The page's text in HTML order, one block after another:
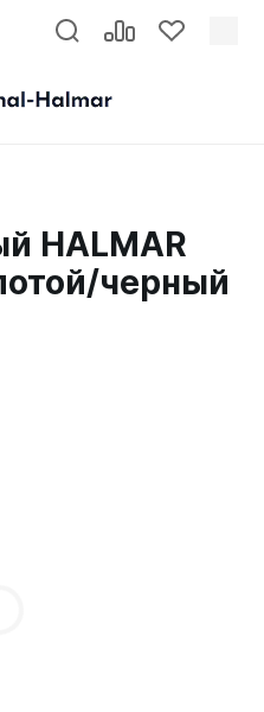
HALMAR
черный